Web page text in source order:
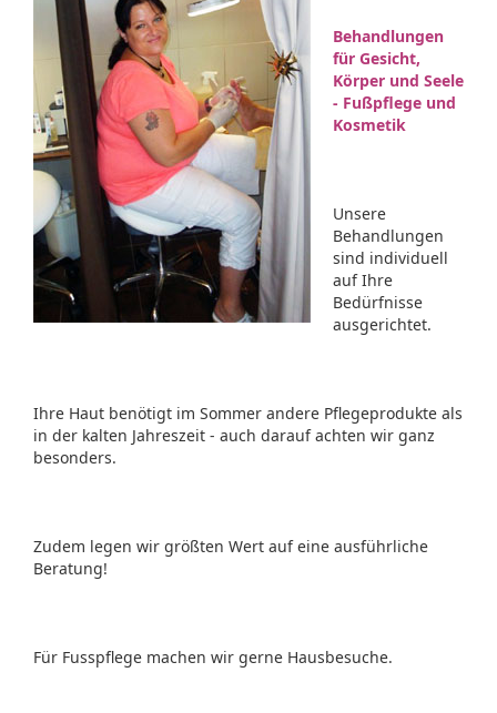
Behandlungen
für Gesicht,
Körper und Seele
- Fußpflege und
Kosmetik
Unsere
Behandlungen
sind individuell
auf Ihre
Bedürfnisse
ausgerichtet.
Ihre Haut benötigt im Sommer andere Pflegeprodukte als
in der kalten Jahreszeit - auch darauf achten wir ganz
besonders.
Zudem legen wir größten Wert auf eine ausführliche
Beratung!
Für Fusspflege machen wir gerne Hausbesuche.